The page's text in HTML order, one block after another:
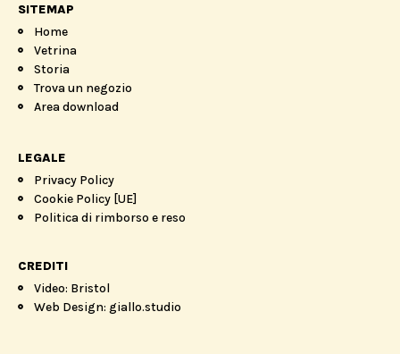
SITEMAP
Home
Vetrina
Storia
Trova un negozio
Area download
LEGALE
Privacy Policy
Cookie Policy [UE]
Politica di rimborso e reso
CREDITI
Video: Bristol
Web Design: giallo.studio